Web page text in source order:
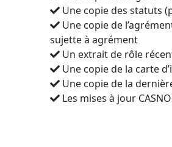
Une copie des statuts
Une copie de
sujette à agrément
Un extrait de rôle
Une copie de la carte
Une copie de la
Les mises à jour